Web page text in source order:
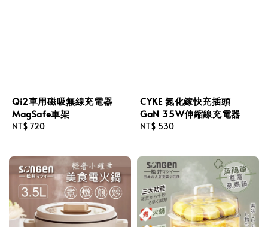
Qi2車用磁吸無線充電器
MagSafe車架
Regular
NT$ 720
CYKE 氮化鎵快充插頭
GaN 35W伸縮線充電器
Regular
NT$ 530